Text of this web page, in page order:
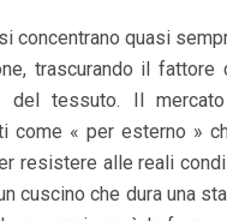
concentrano quasi
trascurando il fattore
del tessuto. Il
come « per esterno »
resistere alle reali
cuscino che dura una